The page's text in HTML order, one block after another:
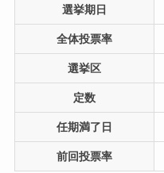
選挙期日
全体投票率
選挙区
定数
任期満了日
前回投票率